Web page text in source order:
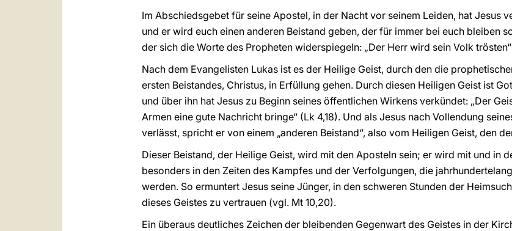
Im Abschiedsgebet für seine Apostel, in der Nacht vor seinem Leiden, hat Jesus
und er wird euch einen anderen Beistand geben, der für immer bei euch bleiben
der sich die Worte des Propheten widerspiegeln: „Der Herr wird sein Volk
Nach dem Evangelisten Lukas ist es der Heilige Geist, durch den die
ersten Beistandes, Christus, in Erfüllung gehen. Durch diesen Heiligen Geist ist
und über ihn hat Jesus zu Beginn seines öffentlichen Wirkens verkündet: „Der
Armen eine gute Nachricht bringe“ (Lk 4,18). Und als Jesus nach Vollendung
verlässt, spricht er von einem „anderen Beistand“, also vom Heiligen Geist, den
Dieser Beistand, der Heilige Geist, wird mit den Aposteln sein; er wird mit und in
besonders in den Zeiten des Kampfes und der Verfolgungen, die
werden. So ermuntert Jesus seine Jünger, in den schweren Stunden der
dieses Geistes zu vertrauen (vgl. Mt 10,20).
Ein überaus deutliches Zeichen der bleibenden Gegenwart des Geistes in der